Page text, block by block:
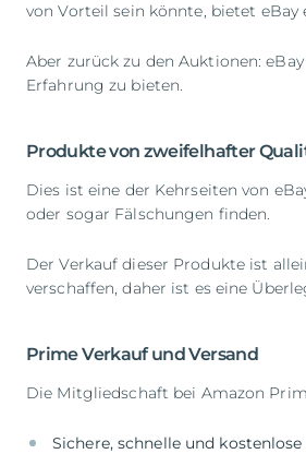
von Vorteil sein könnte, bietet
Aber zurück zu den Auktionen:
Erfahrung zu bieten.
Produkte von zweifelhafter
Dies ist eine der Kehrseiten von
oder sogar Fälschungen finden.
Der Verkauf dieser Produkte ist
verschaffen, daher ist es eine
Prime Verkauf und Versand
Die Mitgliedschaft bei Amazon
Sichere, schnelle und